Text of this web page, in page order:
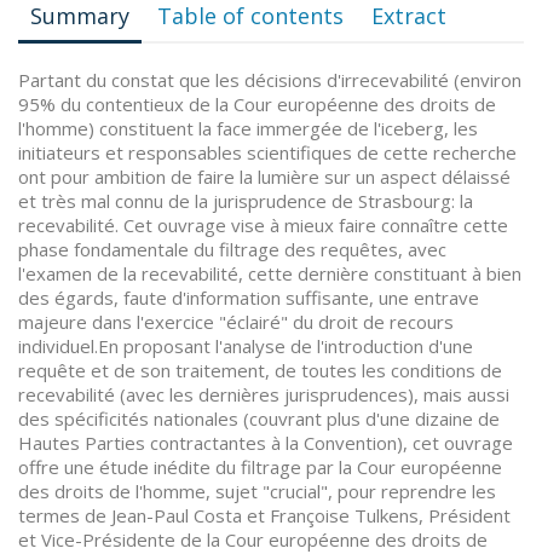
Summary Table of contents Extract
Partant du constat que les décisions d'irrecevabilité (environ
95% du contentieux de la Cour européenne des droits de
l'homme) constituent la face immergée de l'iceberg, les
initiateurs et responsables scientifiques de cette recherche
ont pour ambition de faire la lumière sur un aspect délaissé
et très mal connu de la jurisprudence de Strasbourg: la
recevabilité. Cet ouvrage vise à mieux faire connaître cette
phase fondamentale du filtrage des requêtes, avec
l'examen de la recevabilité, cette dernière constituant à bien
des égards, faute d'information suffisante, une entrave
majeure dans l'exercice "éclairé" du droit de recours
individuel.En proposant l'analyse de l'introduction d'une
requête et de son traitement, de toutes les conditions de
recevabilité (avec les dernières jurisprudences), mais aussi
des spécificités nationales (couvrant plus d'une dizaine de
Hautes Parties contractantes à la Convention), cet ouvrage
offre une étude inédite du filtrage par la Cour européenne
des droits de l'homme, sujet "crucial", pour reprendre les
termes de Jean-Paul Costa et Françoise Tulkens, Président
et Vice-Présidente de la Cour européenne des droits de